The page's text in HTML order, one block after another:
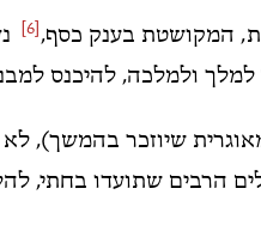
המקושטת בענק כסף,
ולמלכה, להיכנס
שיוזכר בהמשך),
הרבים שתועדו בחתי,